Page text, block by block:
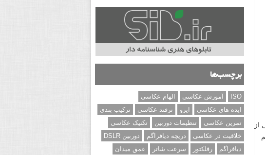
برچسب‌ها
ISO آموزش عکاسی
الهام عکاسی
ایده های عکاسی
ایزو ترفند عکاسی
ترکیب بندی
تمرین عکاسی
تنظیمات دوربین
تکنیک عکاسی
خلاقیت در عکاسی
دریچه دیافراگم
دوربین DSLR
دیافراگم
رفلکتور سرعت شاتر
عمق میدان